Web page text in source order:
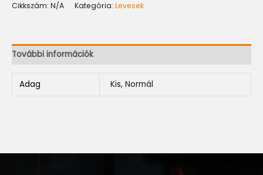
Cikkszám: N/A Kategória: Levesek
További információk
Adag Kis, Normál